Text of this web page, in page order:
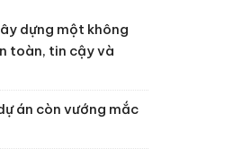
dựng một không
toàn, tin cậy và
án còn vướng mắc